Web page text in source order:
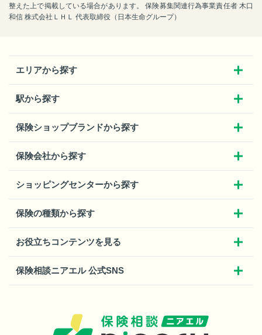
整えた上で掲載している場合があります。 保険募集関連行為事業責任者 木口
和信 株式会社ＬＨＬ 代表取締役（日本生命グループ）
エリアから探す
駅から探す
保険ショップブランドから探す
保険会社から探す
ショッピングセンターから探す
保険の種類から探す
お役立ちコンテンツを見る
保険相談ニアエル 公式SNS